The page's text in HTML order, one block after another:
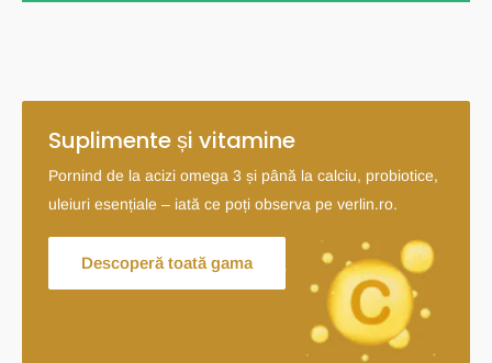
Suplimente și vitamine
Pornind de la acizi omega 3 și până la calciu, probiotice,
uleiuri esențiale – iată ce poți observa pe verlin.ro.
Descoperă toată gama